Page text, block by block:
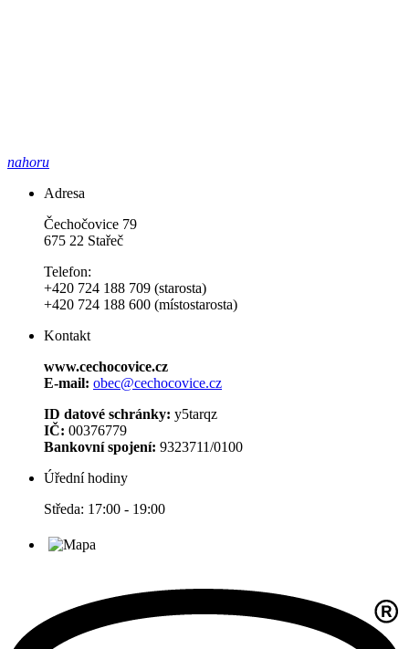
nahoru
Adresa
Čechočovice 79
675 22 Stařeč
Telefon:
+420 724 188 709 (starosta)
+420 724 188 600 (místostarosta)
Kontakt
www.cechocovice.cz
E-mail: obec@cechocovice.cz
ID datové schránky: y5tarqz
IČ: 00376779
Bankovní spojení: 9323711/0100
Úřední hodiny
Středa: 17:00 - 19:00